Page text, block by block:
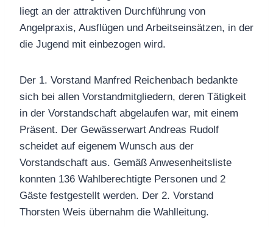
liegt an der attraktiven Durchführung von
Angelpraxis, Ausflügen und Arbeitseinsätzen, in der
die Jugend mit einbezogen wird.
Der 1. Vorstand Manfred Reichenbach bedankte
sich bei allen Vorstandmitgliedern, deren Tätigkeit
in der Vorstandschaft abgelaufen war, mit einem
Präsent. Der Gewässerwart Andreas Rudolf
scheidet auf eigenem Wunsch aus der
Vorstandschaft aus. Gemäß Anwesenheitsliste
konnten 136 Wahlberechtigte Personen und 2
Gäste festgestellt werden. Der 2. Vorstand
Thorsten Weis übernahm die Wahlleitung.